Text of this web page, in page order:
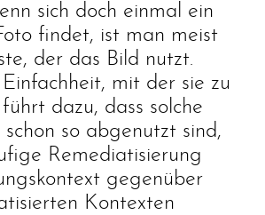
sich doch einmal ein
findet, ist man meist
der das Bild nutzt.
mit der sie zu
dazu, dass solche
so abgenutzt sind,
Remediatisierung
gegenüber
Kontexten